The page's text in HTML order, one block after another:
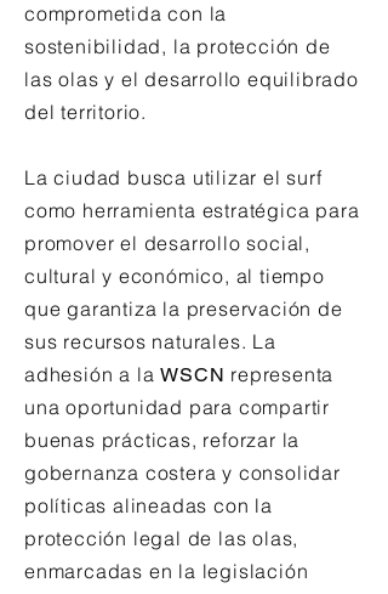
comprometida con la
sostenibilidad, la protección de
las olas y el desarrollo equilibrado
del territorio.
La ciudad busca utilizar el surf
como herramienta estratégica para
promover el desarrollo social,
cultural y económico, al tiempo
que garantiza la preservación de
sus recursos naturales. La
adhesión a laWSCN representa
una oportunidad para compartir
buenas prácticas, reforzar la
gobernanza costera y consolidar
políticas alineadas con la
protección legal de las olas,
enmarcadas en la legislación